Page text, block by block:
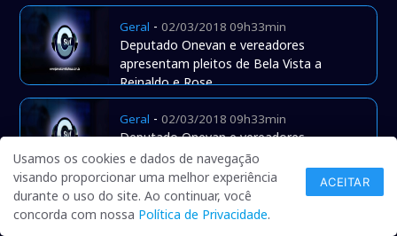
Geral -02/03/2018 09h33min
Deputado Onevan e vereadores
apresentam pleitos de Bela Vista a
Reinaldo e Rose
Geral -02/03/2018 09h33min
Deputado Onevan e vereadores
apresentam pleitos de Bela Vista a
Reinaldo e Rose
Geral-28/02/2018 14h15min
Usamos os cookies e dados de navegação
visando proporcionar uma melhor experiência
durante o uso do site. Ao continuar, você
concorda com nossa Política de Privacidade.
ACEITAR